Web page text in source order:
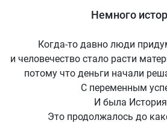
Немного
Когда-то давно люди
и человечество стало расти
потому что деньги начали
С переменным
И была
Это продолжалось до